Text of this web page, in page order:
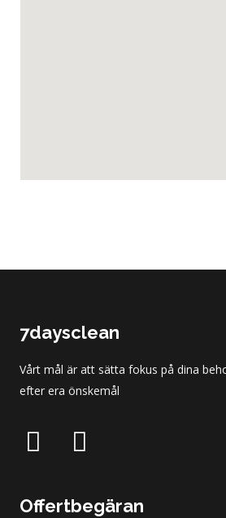
7daysclean
Vårt mål är att sätta fokus på dina
efter era önskemål
Offertbegäran